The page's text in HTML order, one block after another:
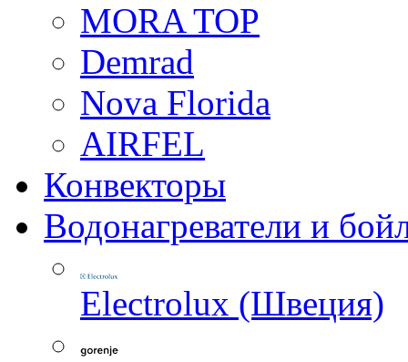
MORA TOP
Demrad
Nova Florida
AIRFEL
Конвекторы
Водонагреватели и
Electrolux (Швеция)